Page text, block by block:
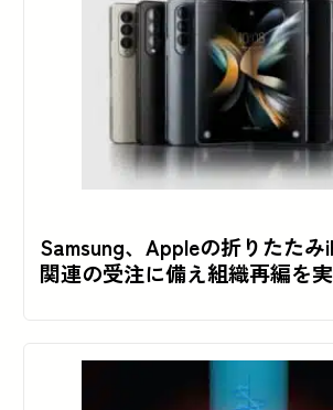
Samsung、Appleの折りたたみ
関連の受注に備え組織再編を